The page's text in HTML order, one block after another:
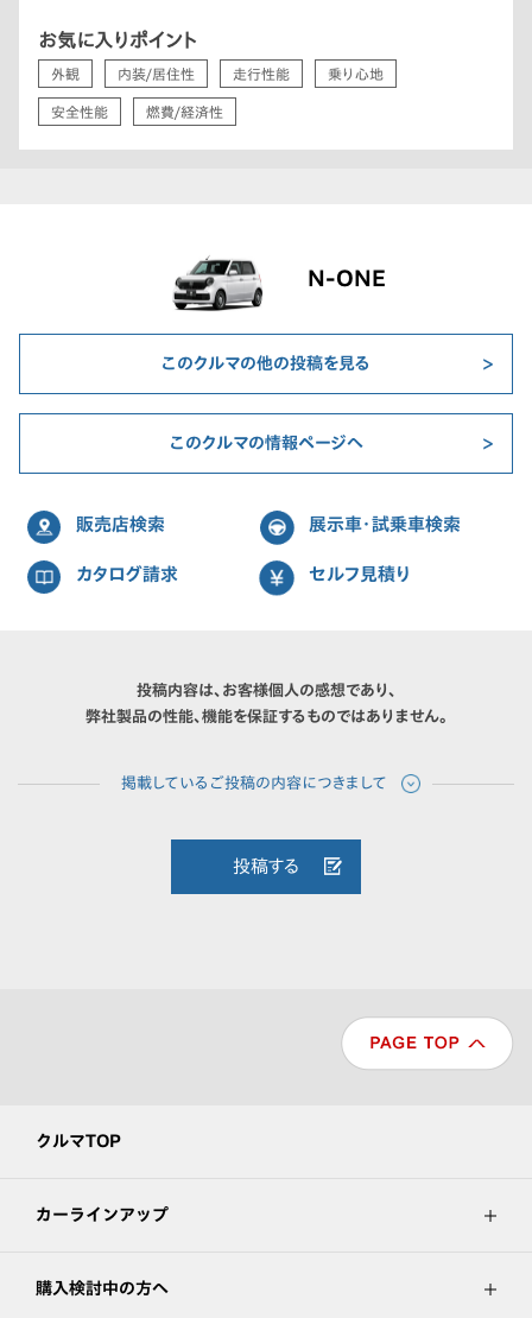
お気に入りポイント
外観 内装/居住性 走行性能 乗り心地
安全性能 燃費/経済性
N-ONE
このクルマの他の投稿を見る
このクルマの情報ページへ
販売店検索 展示車・試乗車検索
カタログ請求 セルフ見積り
投稿内容は、お客様個人の感想であり、
弊社製品の性能、機能を保証するものではありません。
投稿する
クルマTOP
カーラインアップ
購入検討中の方へ